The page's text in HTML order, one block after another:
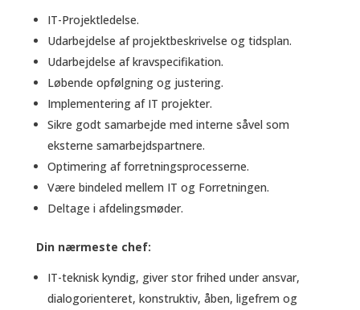
IT-Projektledelse.
Udarbejdelse af projektbeskrivelse og tidsplan.
Udarbejdelse af kravspecifikation.
Løbende opfølgning og justering.
Implementering af IT projekter.
Sikre godt samarbejde med interne såvel som
eksterne samarbejdspartnere.
Optimering af forretningsprocesserne.
Være bindeled mellem IT og Forretningen.
Deltage i afdelingsmøder.
Din nærmeste chef:
IT-teknisk kyndig, giver stor frihed under ansvar,
dialogorienteret, konstruktiv, åben, ligefrem og